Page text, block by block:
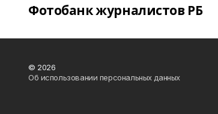
Фотобанк журналистов РБ
© 2026
Об использовании персональных данных